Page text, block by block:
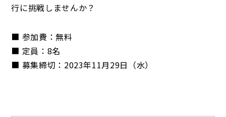
行に挑戦しませんか？
■ 参加費：無料
■ 定員：8名
■ 募集締切：2023年11月29日（水）